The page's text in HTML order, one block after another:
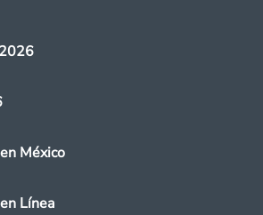
México
Línea